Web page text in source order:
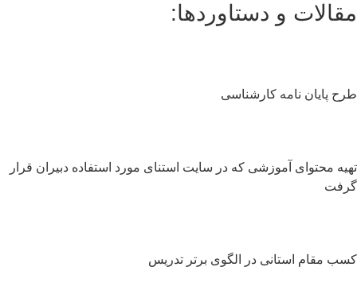
و دستاوردها:
پایان نامه کارشناسی
محتوای آموزشی که در سایت استنای مورد استفاده دبیران قرار
مقام استانی در الگوی برتر تدریس